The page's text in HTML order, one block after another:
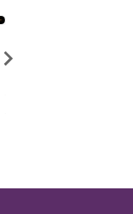
CULTOS